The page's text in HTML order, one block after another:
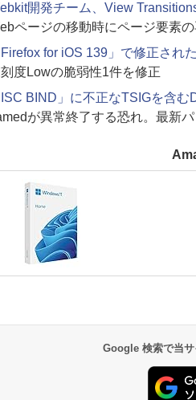
開発チーム、View
ページの移動時にページ要素
Firefox for iOS 139」で修正され
度Lowの脆弱性1件を修正
ISC BIND」に不正なTSIGを含
が異常終了する恐れ。最新
Google 検索で当